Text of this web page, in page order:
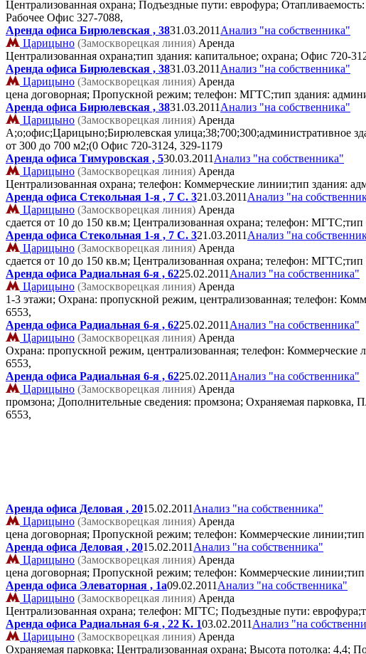
Централизованная охрана; Подъездные пути: еврофура;
Рабочее Офис 327-7088,
Аренда офиса Бирюлевская , 3831.03.2011 Анализ "на собственника"
Царицыно (Замоскворецкая линия) Аренда
Централизованная охрана;тип здания: капитальное; охрана; Офис 720-
Аренда офиса Бирюлевская , 3831.03.2011 Анализ "на собственника"
Царицыно (Замоскворецкая линия) Аренда
цена договорная; Пропускной режим; телефон: МГТС;тип здания:
Аренда офиса Бирюлевская , 3831.03.2011 Анализ "на собственника"
Царицыно (Замоскворецкая линия) Аренда
А;о;офис;Царицыно;Бирюлевская улица;38;700;300;административное
от 300 до 700 м2;(0 Офис 720-3124, 329-1179
Аренда офиса Тимуровская , 530.03.2011 Анализ "на собственника"
Царицыно (Замоскворецкая линия) Аренда
Централизованная охрана; телефон: Коммерческие линии;тип здания:
Аренда офиса Стекольная 1-я , 7 C. 321.03.2011 Анализ "на
Царицыно (Замоскворецкая линия) Аренда
сдается от 10 до 150 кв.м; Централизованная охрана; телефон:
Аренда офиса Стекольная 1-я , 7 C. 321.03.2011 Анализ "на
Царицыно (Замоскворецкая линия) Аренда
сдается от 10 до 150 кв.м; Централизованная охрана; телефон:
Аренда офиса Радиальная 6-я , 6225.02.2011 Анализ "на собственника"
Царицыно (Замоскворецкая линия) Аренда
1-3 этажи; Охрана: пропускной режим, централизованная; телефон:
6553,
Аренда офиса Радиальная 6-я , 6225.02.2011 Анализ "на собственника"
Царицыно (Замоскворецкая линия) Аренда
Охрана: пропускной режим, централизованная; телефон:
6553,
Аренда офиса Радиальная 6-я , 6225.02.2011 Анализ "на собственника"
Царицыно (Замоскворецкая линия) Аренда
промзона; Дополнительные сведения: промзона; Охраняемая
6553,
Аренда офиса Деловая , 2015.02.2011 Анализ "на собственника"
Царицыно (Замоскворецкая линия) Аренда
цена договорная; Пропускной режим; телефон: Коммерческие
Аренда офиса Деловая , 2015.02.2011 Анализ "на собственника"
Царицыно (Замоскворецкая линия) Аренда
цена договорная; Пропускной режим; телефон: Коммерческие
Аренда офиса Элеваторная , 1а09.02.2011 Анализ "на собственника"
Царицыно (Замоскворецкая линия) Аренда
Централизованная охрана; телефон: МГТС; Подъездные пути:
Аренда офиса Радиальная 6-я , 22 К. 103.02.2011 Анализ "на
Царицыно (Замоскворецкая линия) Аренда
Охраняемая парковка; Централизованная охрана; Высота потолка: 4,4;